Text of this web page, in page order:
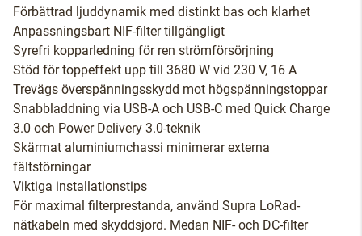
Förbättrad ljuddynamik med distinkt bas och klarhet
Anpassningsbart NIF-filter tillgängligt
Syrefri kopparledning för ren strömförsörjning
Stöd för toppeffekt upp till 3680 W vid 230 V, 16 A
Trevägs överspänningsskydd mot högspänningstoppar
Snabbladdning via USB-A och USB-C med Quick Charge
3.0 och Power Delivery 3.0-teknik
Skärmat aluminiumchassi minimerar externa
fältstörningar
Viktiga installationstips
För maximal filterprestanda, använd Supra LoRad-
nätkabeln med skyddsjord. Medan NIF- och DC-filter